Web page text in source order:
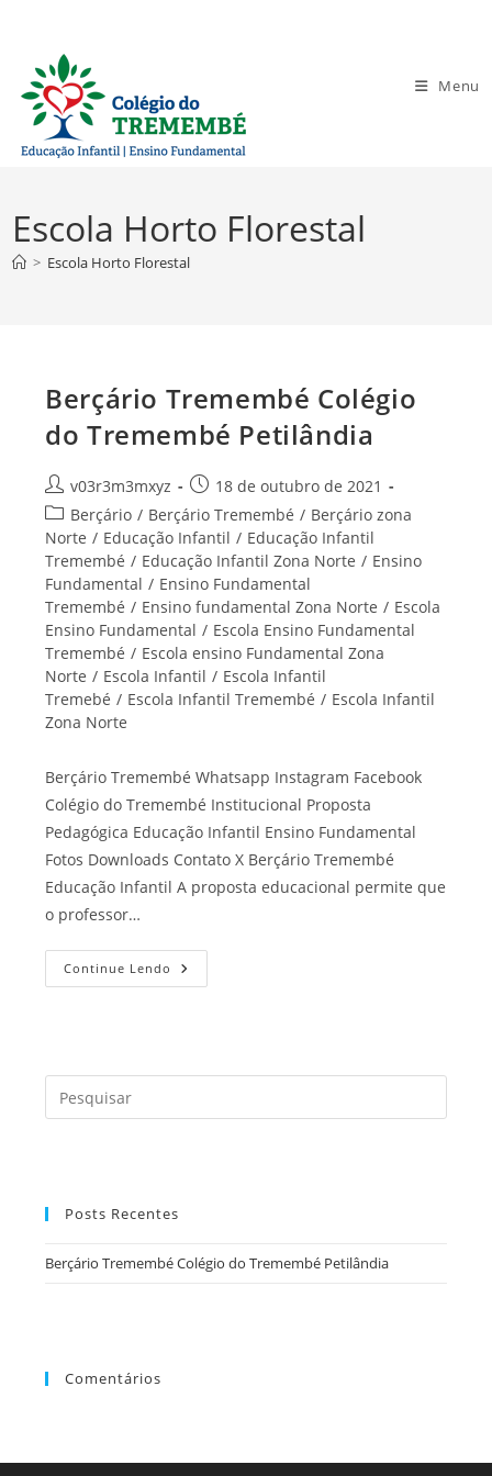
conteúdo
Menu
Escola Horto Florestal
> Escola Horto Florestal
Berçário Tremembé Colégio
do Tremembé Petilândia
Autor
do
post:
v03r3m3mxyz
Post
publicado:
18 de outubro de 2021
Categoria
do
post:
Berçário / Berçário Tremembé / Berçário zona
Norte / Educação Infantil / Educação Infantil
Tremembé / Educação Infantil Zona Norte / Ensino
Fundamental / Ensino Fundamental
Tremembé / Ensino fundamental Zona Norte / Escola
Ensino Fundamental / Escola Ensino Fundamental
Tremembé / Escola ensino Fundamental Zona
Norte / Escola Infantil / Escola Infantil
Tremebé / Escola Infantil Tremembé / Escola Infantil
Zona Norte
Berçário Tremembé Whatsapp Instagram Facebook
Colégio do Tremembé Institucional Proposta
Pedagógica Educação Infantil Ensino Fundamental
Fotos Downloads Contato X Berçário Tremembé
Educação Infantil A proposta educacional permite que
o professor…
Continue Lendo Berçário
Tremembé
a
Posts Recentes
Berçário Tremembé Colégio do Tremembé Petilândia
Comentários